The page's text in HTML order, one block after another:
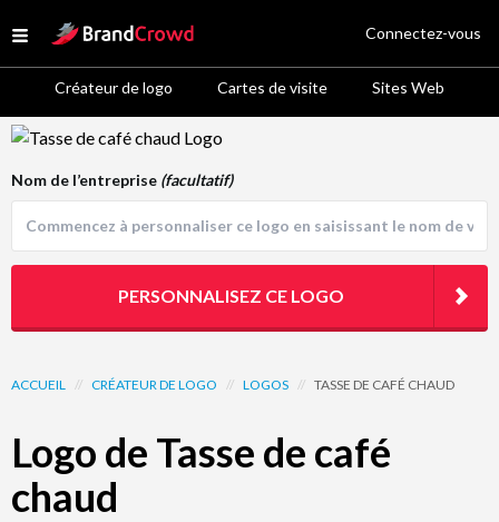
Open menu
Site Logo
Créateur de logo Cartes de visite Sites Web
Connectez-vous
Logo Template Preview
ACCUEIL // CRÉATEUR DE LOGO // LOGOS // TASSE DE CAFÉ CHAUD
Logo de Tasse de café
chaud
Nom de l’entreprise (facultatif)
PERSONNALISEZ CE LOGO